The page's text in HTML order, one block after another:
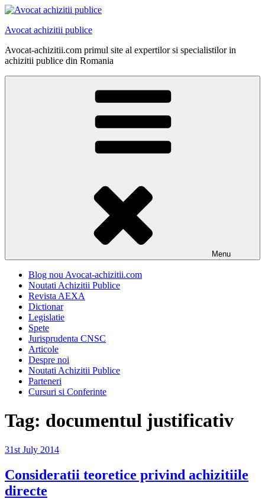
Skip
content
Avocat achizitii publice
Avocat-achizitii.com primul site al expertilor si specialistilor in
achizitii publice din Romania
Menu
Blog nou Avocat-achizitii.com
Noutati Achizitii Publice
Revista AEXA
Dictionar
Legislatie
Spete
Jurisprudenta CNSC
Articole
Despre noi
Noutati Achizitii Publice
Parteneri
Cursuri si Conferinte
Tag: documentul justificativ
Posted
31st July 2014
Consideratii teoretice privind achizitiile
directe